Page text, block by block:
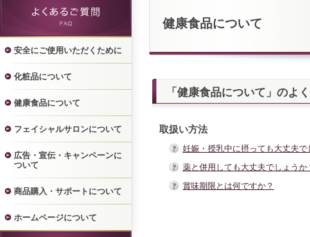
健康食品について
「健康食品について」のよ
取扱い方法
妊娠・授乳中に摂っても大丈夫で
薬と併用しても大丈夫でしょうか
賞味期限とは何ですか？
安全にご使用いただくために
化粧品について
健康食品について
フェイシャルサロンについて
広告・宣伝・キャンペーンに
ついて
商品購入・サポートについて
ホームページについて